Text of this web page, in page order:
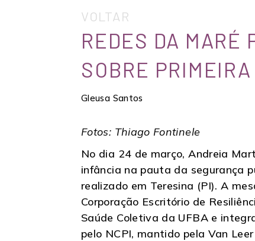
VOLTAR
REDES DA MARÉ
SOBRE
Gleusa Santos
Fotos: Thiago Fontinele
No dia 24 de março, Andreia
infância na pauta da segurança
realizado em Teresina (PI). A
Corporação Escritório de
Saúde Coletiva da UFBA e
pelo NCPI, mantido pela Van